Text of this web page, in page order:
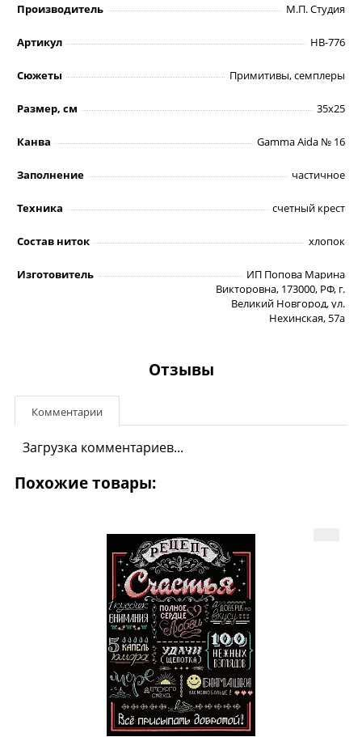
Производитель М.П. Студия
Артикул НВ-776
Сюжеты Примитивы, семплеры
Размер, см 35х25
Канва Gamma Aida № 16
Заполнение частичное
Техника счетный крест
Состав ниток хлопок
Изготовитель
ИП Попова Марина
Викторовна, 173000, РФ, г.
Великий Новгород, ул.
Нехинская, 57а
Отзывы
Комментарии
Загрузка комментариев...
Похожие товары: